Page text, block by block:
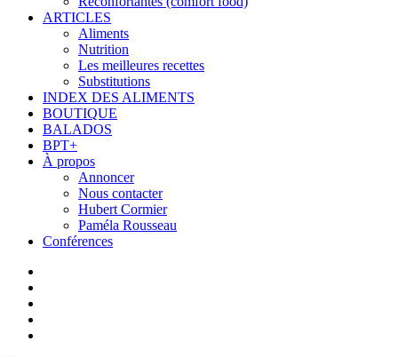
ARTICLES
Aliments
Nutrition
Les meilleures recettes
Substitutions
INDEX DES ALIMENTS
BOUTIQUE
BALADOS
BPT+
À propos
Annoncer
Nous contacter
Hubert Cormier
Paméla Rousseau
Conférences